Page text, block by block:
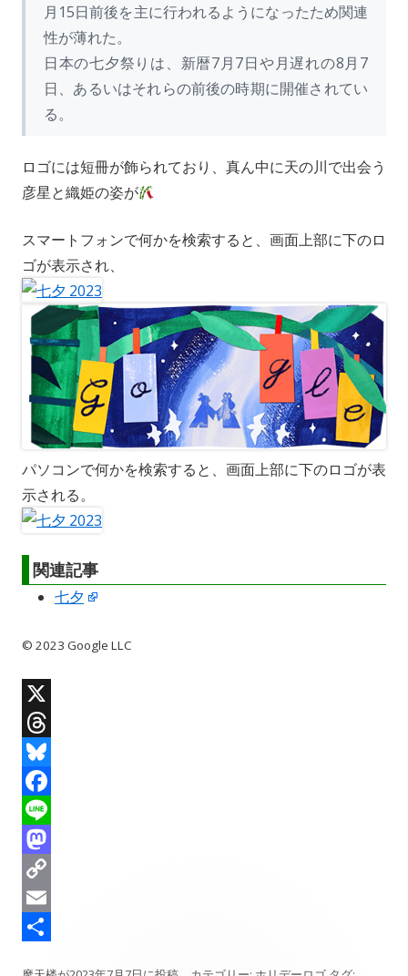
月15日前後を主に行われるようになったため関連
性が薄れた。
日本の七夕祭りは、新暦7月7日や月遅れの8月7
日、あるいはそれらの前後の時期に開催されてい
る。
ロゴには短冊が飾られており、真ん中に天の川で出会う
彦星と織姫の姿が
スマートフォンで何かを検索すると、画面上部に下のロ
ゴが表示され、
パソコンで何かを検索すると、画面上部に下のロゴが表
示される。
関連記事
七夕
© 2023 Google LLC
X
T
h
r
e
a
d
s
B
u
e
s
k
F
a
c
e
b
L
n
e
M
a
s
C
o
E